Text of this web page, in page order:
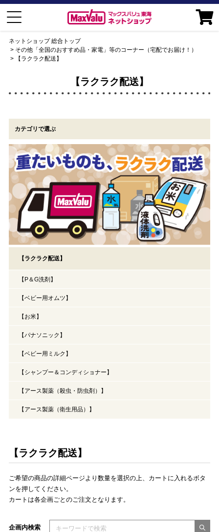
ネットショップ 総合トップ
その他「全国のおすすめ品・家電」等のコーナー（宅配でお届け！）
【ラクラク配送】
【ラクラク配送】
カテゴリで選ぶ
【ラクラク配送】
【P＆G洗剤】
【ベビー用オムツ】
【お米】
【パナソニック】
【ベビー用ミルク】
【シャンプー＆コンディショナー】
【アース製薬（殺虫・防虫剤）】
【アース製薬（衛生用品）】
【ラクラク配送】
ご希望の商品の詳細ページより数量を選択の上、カートに入れるボタ
ンを押してください。
カートは各企画ごとのご注文となります。
検索キーワードを入力してください
企画内検索